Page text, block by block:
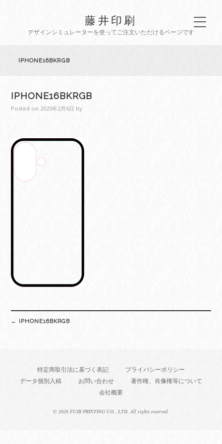
藤井印刷
デザインシミュレーターを使ってご注文いただけるページです
IPHONE16BKRGB
IPHONE16BKRGB
Posted on 2025年2月6日 by
navigation
← IPHONE16BKRGB
特定商取引法に基づく表記
プライバシーポリシー
データ個別入稿
お問い合わせ
著作権、肖像権等について
会社概要
© 2026 FUJII PRINTING CO., LTD. All rights reserved.